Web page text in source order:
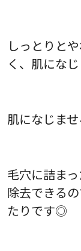
しっとりと
く、肌にな
肌になじま
毛穴に詰ま
除去できる
たりです◎